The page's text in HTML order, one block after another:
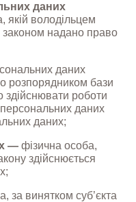
даних
володільцем
надано право
даних
розпорядником бази
роботи
даних
даних;
— фізична особа,
здійснюється
за винятком суб’єкта